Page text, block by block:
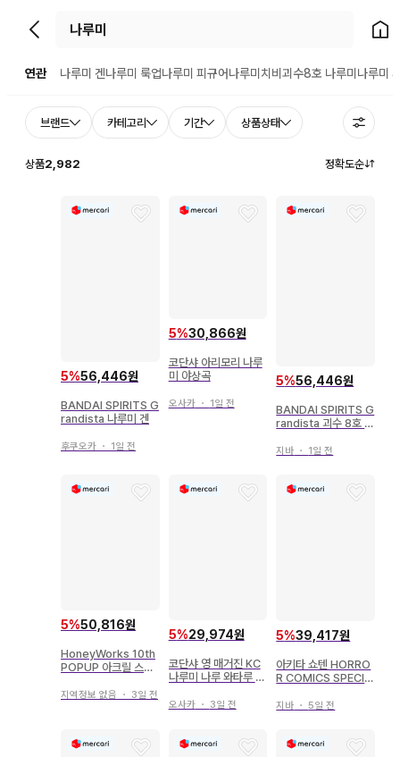
뒤로가기 홈으
연관 나루미 겐나루미 룩업나루미 피규어나루미치비 괴수8호 나루미 나루미
브랜드 카테고리 기간 상품상태
상품2,982 정확도순
5%56,446원
BANDAI SPIRITS G
randista 나루미 겐
후쿠오카 ・ 1일 전
5%30,866원
코단샤 아리모리 나루
미 야상곡
오사카・ 1일 전
5%56,446원
BANDAI SPIRITS G
randista 괴수 8호 나
지바 ・ 1일 전
5%50,816원
HoneyWorks 10th
POPUP 아크릴 스탠
지역정보 없음 ・ 3일 전
5%29,974원
코단샤 영 매거진 KC
나루미 나루 와타루 군
6
오사카・ 3일 전
5%39,417원
아키타 쇼텐 HORRO
R COMICS SPECIA
흡혈귀 미유
지바 ・5일 전